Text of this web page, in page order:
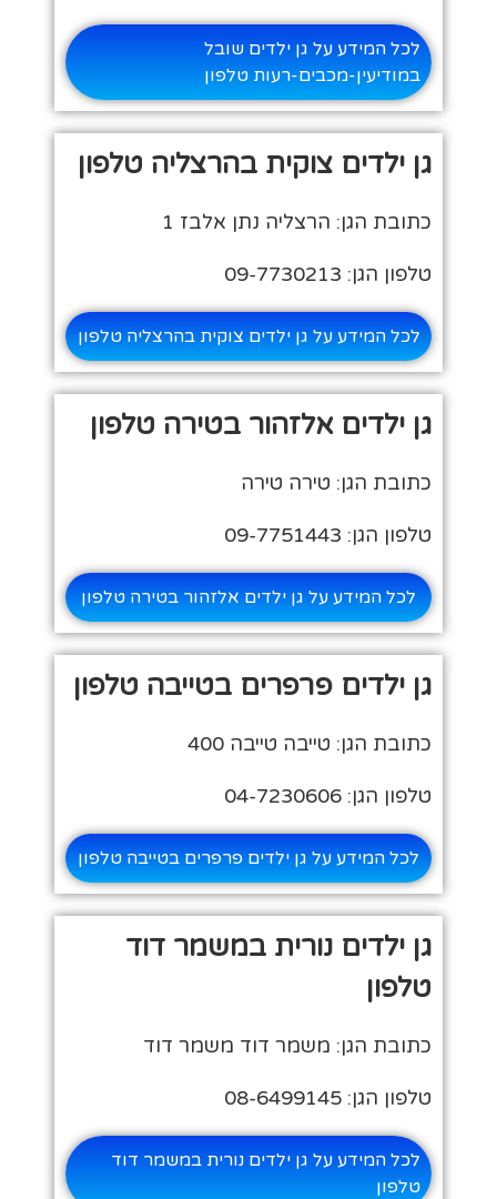
לכל המידע על גן ילדים שובל
במודיעין-מכבים-רעות טלפון
גן ילדים צוקית בהרצליה טלפון
כתובת הגן: הרצליה נתן אלבז 1
טלפון הגן: 09-7730213
לכל המידע על גן ילדים צוקית בהרצליה טלפון
גן ילדים אלזהור בטירה טלפון
כתובת הגן: טירה טירה
טלפון הגן: 09-7751443
לכל המידע על גן ילדים אלזהור בטירה טלפון
גן ילדים פרפרים בטייבה טלפון
כתובת הגן: טייבה טייבה 400
טלפון הגן: 04-7230606
לכל המידע על גן ילדים פרפרים בטייבה טלפון
גן ילדים נורית במשמר דוד
טלפון
כתובת הגן: משמר דוד משמר דוד
טלפון הגן: 08-6499145
לכל המידע על גן ילדים נורית במשמר דוד
טלפון